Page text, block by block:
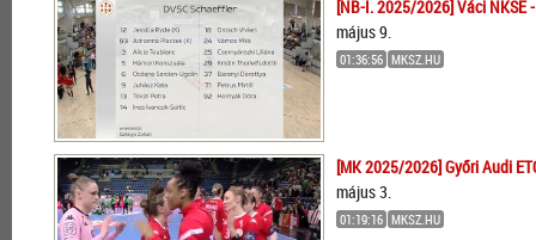
[NB-I. 2025/2026] Váci NKSE
május 9.
01:36:56 MKSZ.HU
[MK 2025/2026] Győri Audi
május 3.
01:19:16 MKSZ.HU